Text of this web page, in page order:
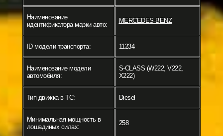
Наименование
идентификатора марки авто:
MERCEDES-BENZ
ID модели транспорта: 11234
Наименование модели
автомобиля:
S-CLASS (W222, V222,
X222)
Тип движка в ТС: Diesel
Минимальная мощность в
лошадиных силах:
258